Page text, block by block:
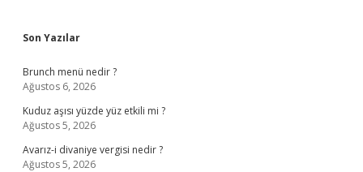
Sidebar
Son Yazılar
Brunch menü nedir ?
Ağustos 6, 2026
Kuduz aşısı yüzde yüz etkili mi ?
Ağustos 5, 2026
Avarız-i divaniye vergisi nedir ?
Ağustos 5, 2026